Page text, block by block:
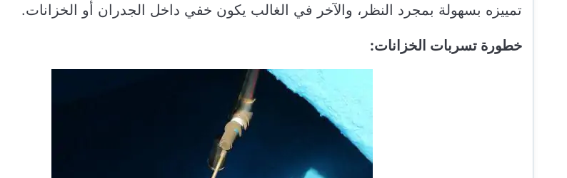
تمييزه بسهولة بمجرد النظر، والآخر في الغالب يكون خفي داخل الجدران أو الخزانات.
خطورة تسربات الخزانات: